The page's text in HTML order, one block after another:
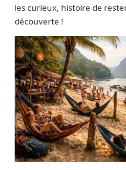
les curieux, histoire de
découverte !